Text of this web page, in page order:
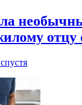
отцу